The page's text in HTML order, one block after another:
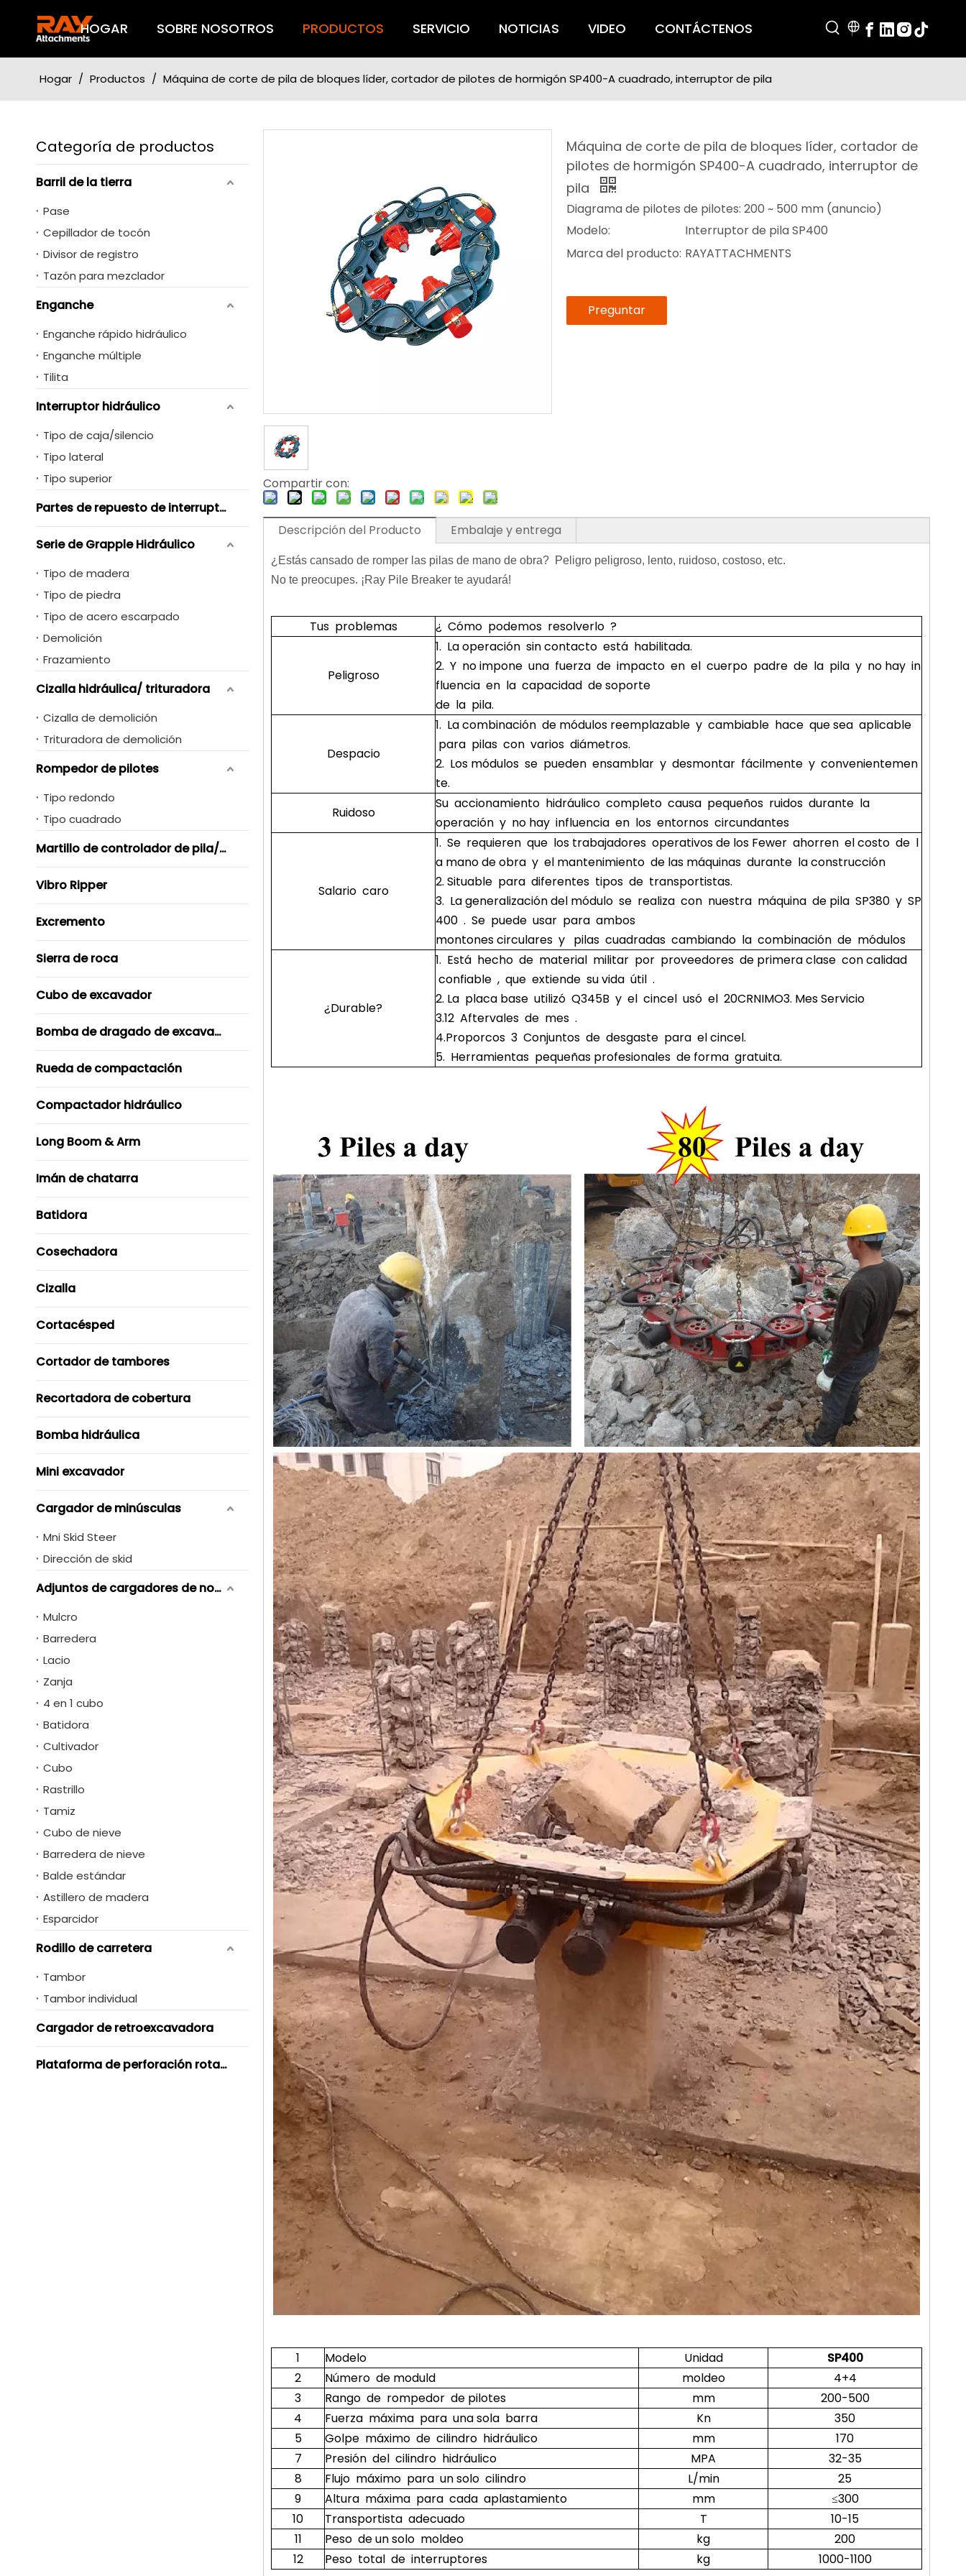
HOGAR SOBRE NOSOTROS PRODUCTOS SERVICIO NOTICIAS VIDEO CONTÁCTENOS
Hogar / Productos / Máquina de corte de pila de bloques líder, cortador de pilotes de hormigón SP400-A cuadrado, interruptor de pila
Categoría de productos
Barril de la tierra
Pase
Cepillador de tocón
Divisor de registro
Tazón para mezclador
Enganche
Enganche rápido hidráulico
Enganche múltiple
Tilita
Interruptor hidráulico
Tipo de caja/silencio
Tipo lateral
Tipo superior
Partes de repuesto de interruptores hidráulicos
Serie de Grapple Hidráulico
Tipo de madera
Tipo de piedra
Tipo de acero escarpado
Demolición
Frazamiento
Cizalla hidráulica/ trituradora
Cizalla de demolición
Trituradora de demolición
Rompedor de pilotes
Tipo redondo
Tipo cuadrado
Martillo de controlador de pila/ Vibro
Vibro Ripper
Excremento
Sierra de roca
Cubo de excavador
Bomba de dragado de excavador
Rueda de compactación
Compactador hidráulico
Long Boom & Arm
Imán de chatarra
Batidora
Cosechadora
Cizalla
Cortacésped
Cortador de tambores
Recortadora de cobertura
Bomba hidráulica
Mini excavador
Cargador de minúsculas
Mni Skid Steer
Dirección de skid
Adjuntos de cargadores de novero de skid
Mulcro
Barredera
Lacio
Zanja
4 en 1 cubo
Batidora
Cultivador
Cubo
Rastrillo
Tamiz
Cubo de nieve
Barredera de nieve
Balde estándar
Astillero de madera
Esparcidor
Rodillo de carretera
Tambor
Tambor individual
Cargador de retroexcavadora
Plataforma de perforación rotativa
Compartir con:
Máquina de corte de pila de bloques líder, cortador de
pilotes de hormigón SP400-A cuadrado, interruptor de
pila
Diagrama de pilotes de pilotes: 200 ~ 500 mm (anuncio)
Modelo:
Interruptor de pila SP400
Marca del producto: RAYATTACHMENTS
Preguntar
Descripción del Producto Embalaje y entrega
¿Estás cansado de romper las pilas de mano de obra? Peligro peligroso, lento, ruidoso, costoso, etc.
No te preocupes. ¡Ray Pile Breaker te ayudará!
Tus problemas ¿ Cómo podemos resolverlo ?
Peligroso
1. La operación sin contacto está habilitada.
2. Y no impone una fuerza de impacto en el cuerpo padre de la pila y no hay in
fluencia en la capacidad de soporte
de la pila.
Despacio
1. La combinación de módulos reemplazable y cambiable hace que sea aplicable
para pilas con varios diámetros.
2. Los módulos se pueden ensamblar y desmontar fácilmente y convenientemen
te.
Ruidoso
Su accionamiento hidráulico completo causa pequeños ruidos durante la
operación y no hay influencia en los entornos circundantes
Salario caro
1. Se requieren que los trabajadores operativos de los Fewer ahorren el costo de l
a mano de obra y el mantenimiento de las máquinas durante la construcción
2. Situable para diferentes tipos de transportistas.
3. La generalización del módulo se realiza con nuestra máquina de pila SP380 y SP
400 . Se puede usar para ambos ​
montones circulares y pilas cuadradas cambiando la combinación de módulos
¿Durable?
1. Está hecho de material militar por proveedores de primera clase con calidad
confiable , que extiende su vida útil .
2. La placa base utilizó Q345B y el cincel usó el 20CRNIMO3. Mes Servicio
3.12 Aftervales de mes .
4.Proporcos 3 Conjuntos de desgaste para el cincel.
5. Herramientas pequeñas profesionales de forma gratuita.
1 Modelo Unidad
SP400
2
Número de moduld moldeo
4+4
3
Rango de rompedor de pilotes mm
200-500
4
Fuerza máxima para una sola barra Kn
350
5
Golpe máximo de cilindro hidráulico mm
170
7
Presión del cilindro hidráulico MPA
32-35
8
Flujo máximo para un solo cilindro L/min
25
9
Altura máxima para cada aplastamiento mm
≤300
10
Transportista adecuado T
10-15
11
Peso de un solo moldeo kg
200
12
Peso total de interruptores kg 1000-1100